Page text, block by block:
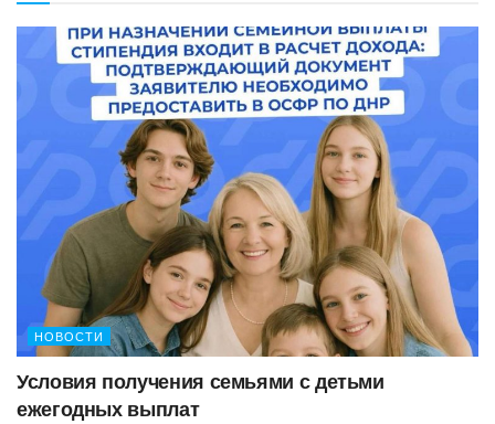
НОВОСТИ
Условия получения семьями с детьми
ежегодных выплат